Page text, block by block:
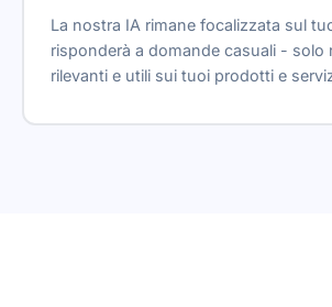
La nostra IA rimane focalizzata sul
risponderà a domande casuali - solo
rilevanti e utili sui tuoi prodotti e